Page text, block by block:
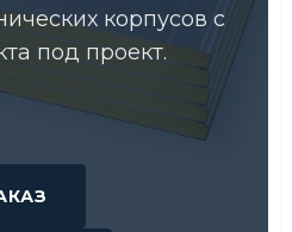
корпусов с
под проект.